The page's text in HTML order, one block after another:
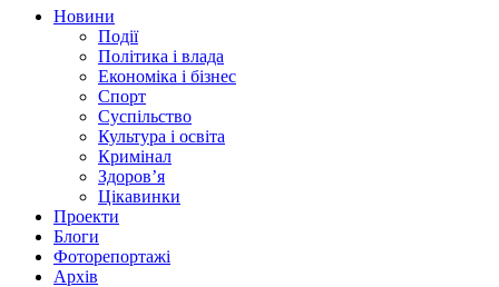
Новини
Події
Політика і влада
Економіка і бізнес
Спорт
Суспільство
Культура і освіта
Кримінал
Здоров’я
Цікавинки
Проекти
Блоги
Фоторепортажі
Архів